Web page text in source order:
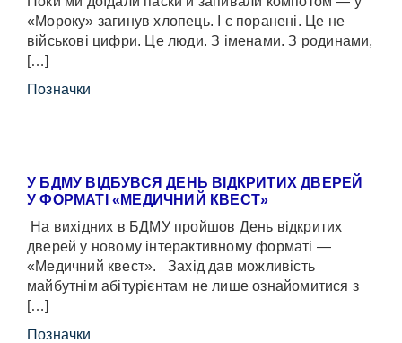
«Мороку» загинув хлопець. І є поранені. Це не
військові цифри. Це люди. З іменами. З родинами,
[…]
Позначки
У БДМУ ВІДБУВСЯ ДЕНЬ ВІДКРИТИХ ДВЕРЕЙ
У ФОРМАТІ «МЕДИЧНИЙ КВЕСТ»
На вихідних в БДМУ пройшов День відкритих
дверей у новому інтерактивному форматі —
«Медичний квест». Захід дав можливість
майбутнім абітурієнтам не лише ознайомитися з
[…]
Позначки